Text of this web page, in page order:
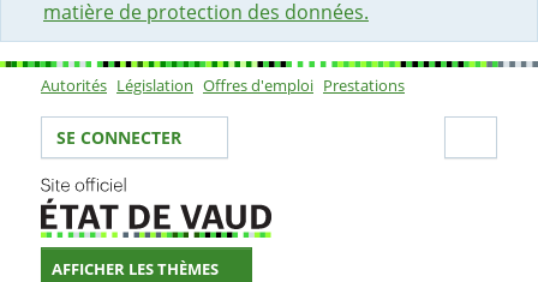
matière de protection des données.
Sous-navigation
Autorités Législation Offres d'emploi Prestations
Votre identité
SE CONNECTER
AFFICHER LES THÈMES